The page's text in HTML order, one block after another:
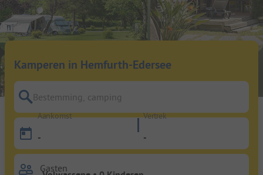
Kamperen in Hemfurth-Edersee
Bestemming, camping
Aankomst
-
Vertrek
-
Gasten